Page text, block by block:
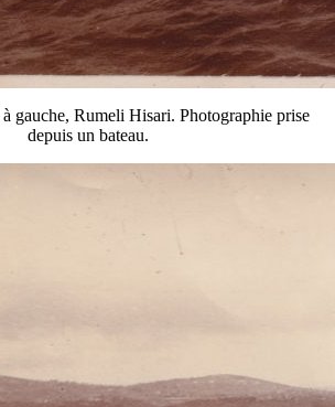
gauche, Rumeli Hisari. Photographie prise
depuis un bateau.